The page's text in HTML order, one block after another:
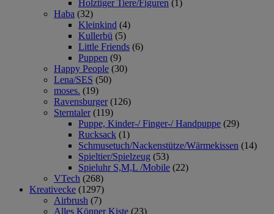
Holztiger Tiere/Figuren (1)
Haba (32)
Kleinkind (4)
Kullerbü (5)
Little Friends (6)
Puppen (9)
Happy People (30)
Lena/SES (50)
moses. (19)
Ravensburger (126)
Sterntaler (119)
Puppe, Kinder-/ Finger-/ Handpuppe (29)
Rucksack (1)
Schmusetuch/Nackenstütze/Wärmekissen (14)
Spieltier/Spielzeug (53)
Spieluhr S,M,L /Mobile (22)
VTech (268)
Kreativecke (1297)
Airbrush (7)
Alles Könner Kiste (23)